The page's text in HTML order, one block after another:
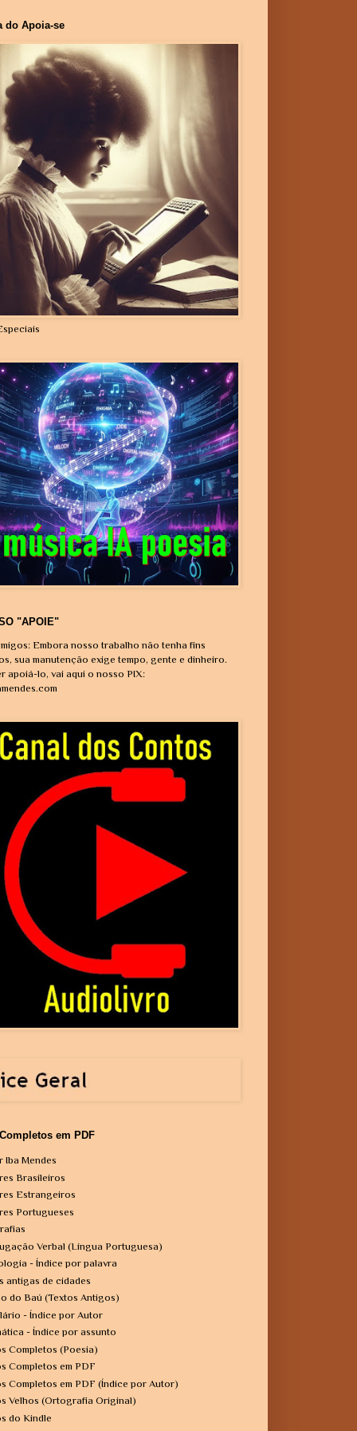
do Apoia-se
"APOIE"
Embora nosso trabalho não tenha fins
sua manutenção exige tempo, gente e dinheiro.
apoiá-lo, vai aqui o nosso PIX:
em PDF
Iba Mendes
Brasileiros
Estrangeiros
Portugueses
Verbal (Língua Portuguesa)
- Índice por palavra
antigas de cidades
do Baú (Textos Antigos)
- Índice por Autor
- Índice por assunto
Completos (Poesia)
Completos em PDF
Completos em PDF (Índice por Autor)
Velhos (Ortografia Original)
do Kindle